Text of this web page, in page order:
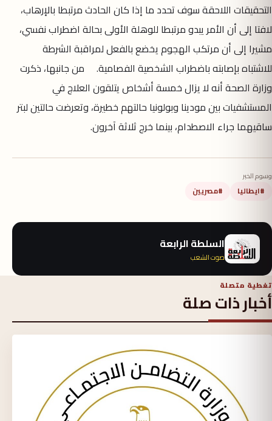
التحقيقات اللاحقة سوف تحدد ما إذا كان الحادث مرتبطا بالإرهاب،
لافتا إلى أن الأمر يبدو مرتبطا للوهلة الأولى بحالة اضطراب نفسي،
مشيرا إلى أن مرتكب الهجوم يخضع بالفعل لمراقبة الشرطة
للاشتباه بإصابته باضطراب الشخصية الفصامية. من جانبها، ذكرت
وزارة الصحة أنه لا يزال خمسة أشخاص يتلقون العلاج في
المستشفيات بين مودينا وبولونيا حالتهم خطيرة، وتعرضت حالتين لبتر
ساقيهما جراء الاصطدام، بينما خرج ثلاثة آخرون.
وسوم الخبر
#ايطاليا #مصريين
السلطة الرابعة
صوت الشعب
تغطية متصلة
أخبار ذات صلة